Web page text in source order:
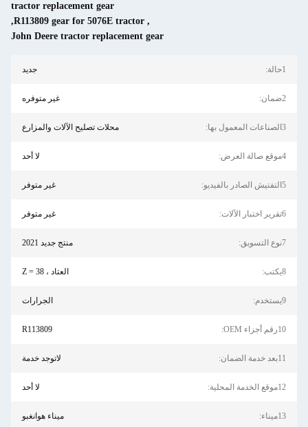
tractor replacement gear
,
R113809 gear for 5076E tractor
,
John Deere tractor replacement gear
1حالة: جديد
2ضمان: غير متوفره
3الصناعات المعمول بها: محلات تصليح الآلات والمزارع
4موقع صالة العرض: لا أحد
5التفتيش الصادر بالفيديو: غير متوفر
6تقرير اختبار الآلات: غير متوفر
7نوع التسويق: منتج جديد 2021
8يكتب: العتاد ، Z = 38
9يستخدم: الجرارات
10رقم أجزاء OEM: R113809
11بعد خدمة الضمان: لاتوجد خدمة
12موقع الخدمة المحلية: لا أحد
13ميناء: ميناء هوانغبو